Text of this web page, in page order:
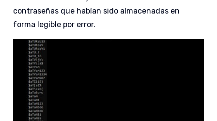
contraseñas que habían sido almacenadas en
forma legible por error.